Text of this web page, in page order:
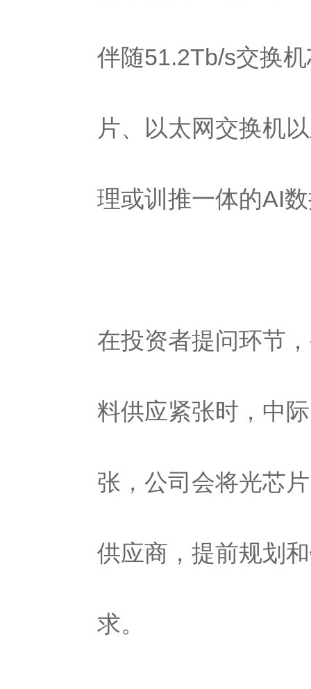
伴随51.2Tb/s交换机
片、 以太网交换机
理或训推一体的AI
在投资者提问环节
料供应紧张时，中
张，公司会将光芯
供应商，提前规划
求。